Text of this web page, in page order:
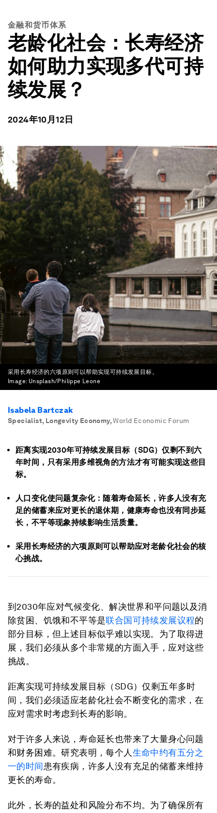
金融和货币体系
老龄化社会：长寿经济
如何助力实现多代可持
续发展？
2024年10月12日
采用长寿经济的六项原则可以帮助实现可持续发展目标。
Image: Unsplash/Philippe Leone
Isabela Bartczak
Specialist, Longevity Economy, World Economic Forum
距离实现2030年可持续发展目标（SDG）仅剩不到六
年时间，只有采用多维视角的方法才有可能实现这些目
标。
人口变化使问题复杂化：随着寿命延长，许多人没有充
足的储蓄来应对更长的退休期，健康寿命也没有同步延
长，不平等现象持续影响生活质量。
采用长寿经济的六项原则可以帮助应对老龄化社会的核
心挑战。
到2030年应对气候变化、解决世界和平问题以及消
除贫困、饥饿和不平等是联合国可持续发展议程的
部分目标，但上述目标似乎难以实现。为了取得进
展，我们必须从多个非常规的方面入手，应对这些
挑战。
距离实现可持续发展目标（SDG）仅剩五年多时
间，我们必须适应老龄化社会不断变化的需求，在
应对需求时考虑到长寿的影响。
对于许多人来说，寿命延长也带来了大量身心问题
和财务困难。研究表明，每个人 生命中约有五分之
一的时间患有疾病，许多人没有充足的储蓄来维持
更长的寿命。
此外，长寿的益处和风险分布不均。为了确保所有